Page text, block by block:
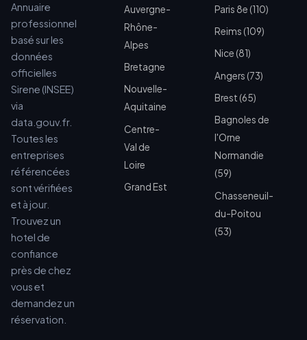
Annuaire
professionnel
basé sur les
données
officielles
Sirene (INSEE)
via
data.gouv.fr.
Toutes les
entreprises
référencées
sont vérifiées
et à jour.
Trouvez un
hotel de
confiance
près de chez
vous et
demandez un
réservation.
Auvergne-
Rhône-
Alpes
Bretagne
Nouvelle-
Aquitaine
Centre-
Val de
Loire
Grand Est
Paris 8e (110)
Reims (109)
Nice (81)
Angers (73)
Brest (65)
Bagnoles de
l'Orne
Normandie
(59)
Chasseneuil-
du-Poitou
(53)